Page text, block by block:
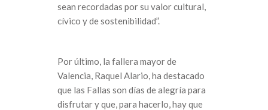
sean recordadas por su valor cultural,
cívico y de sostenibilidad”.
Por último, la fallera mayor de
Valencia, Raquel Alario, ha destacado
que las Fallas son días de alegría para
disfrutar y que, para hacerlo, hay que